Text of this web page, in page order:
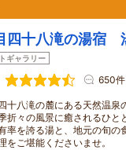
四十八滝の湯宿
ギャラリー
650件
十八滝の麓にある天然温泉
折々の風景に癒されるひと
率を誇る湯と、地元の旬の
をご堪能くださいませ。